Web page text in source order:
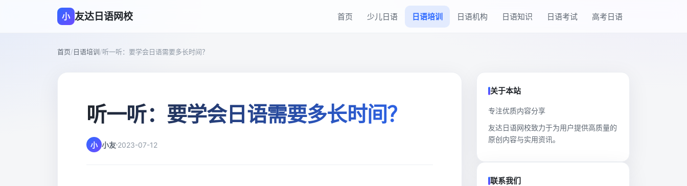
小 友达日语网校 首页 少儿日语 日语培训 日语机构 日语知识 日语考试 高考日语
首页/日语培训/听一听：要学会日语需要多长时间？
听一听：要学会日语需要多长时间？
小 小友 2023-07-12
关于本站
专注优质内容分享
友达日语网校致力于为用户提供高质量的
原创内容与实用资讯。
联系我们